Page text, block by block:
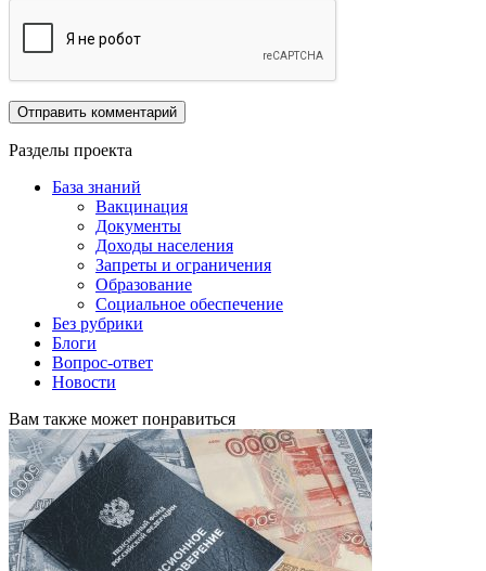
Разделы проекта
База знаний
Вакцинация
Документы
Доходы населения
Запреты и ограничения
Образование
Социальное обеспечение
Без рубрики
Блоги
Вопрос-ответ
Новости
Вам также может понравиться